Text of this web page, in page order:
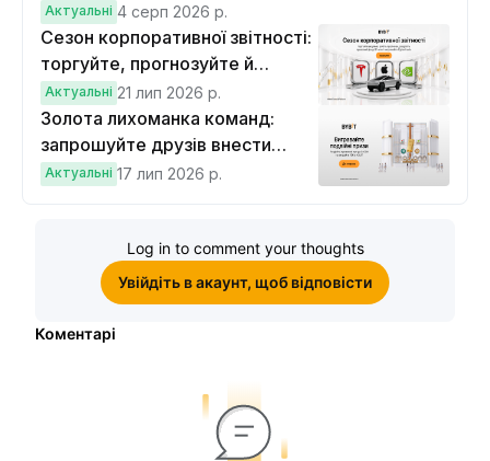
Актуальні 4 серп 2026 р.
Сезон корпоративної звітності:
торгуйте, прогнозуйте й
вигравайте Cybertruck
Актуальні 21 лип 2026 р.
Золота лихоманка команд:
запрошуйте друзів внести
депозит на $100 і торгувати на
Актуальні 17 лип 2026 р.
Log in to comment your thoughts
Увійдіть в акаунт, щоб відповісти
Коментарі